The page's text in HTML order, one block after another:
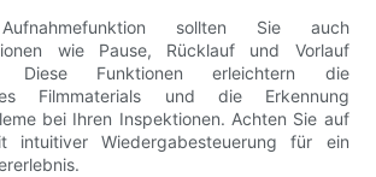
sollten Sie auch
wie Pause, Rücklauf und Vorlauf
Diese Funktionen erleichtern die
Filmmaterials und die Erkennung
bei Ihren Inspektionen. Achten Sie auf
intuitiver Wiedergabesteuerung für ein